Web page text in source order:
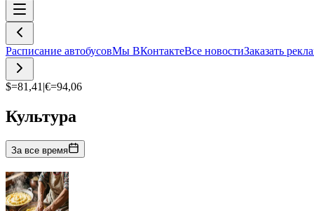
Расписание автобусовМы ВКонтактеВсе новостиЗаказать
$=81,41 |€=94,06
Культура
За все время